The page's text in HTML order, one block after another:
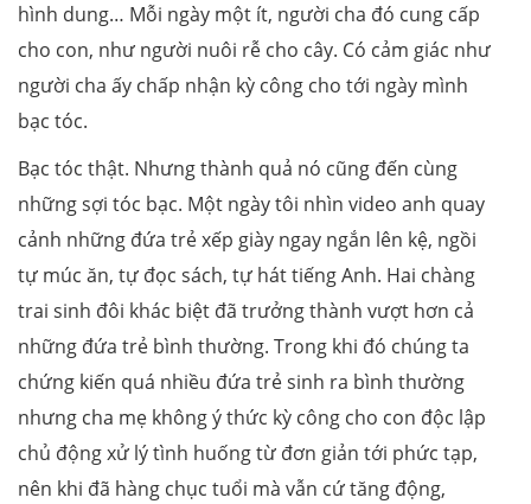
hình dung… Mỗi ngày một ít, người cha đó cung cấp
cho con, như người nuôi rễ cho cây. Có cảm giác như
người cha ấy chấp nhận kỳ công cho tới ngày mình
bạc tóc.
Bạc tóc thật. Nhưng thành quả nó cũng đến cùng
những sợi tóc bạc. Một ngày tôi nhìn video anh quay
cảnh những đứa trẻ xếp giày ngay ngắn lên kệ, ngồi
tự múc ăn, tự đọc sách, tự hát tiếng Anh. Hai chàng
trai sinh đôi khác biệt đã trưởng thành vượt hơn cả
những đứa trẻ bình thường. Trong khi đó chúng ta
chứng kiến quá nhiều đứa trẻ sinh ra bình thường
nhưng cha mẹ không ý thức kỳ công cho con độc lập
chủ động xử lý tình huống từ đơn giản tới phức tạp,
nên khi đã hàng chục tuổi mà vẫn cứ tăng động,